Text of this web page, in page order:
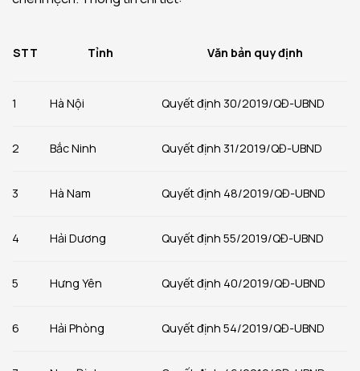
STT Tỉnh Văn bản quy định
1 Hà Nội Quyết định 30/2019/QĐ-UBND
2 Bắc Ninh Quyết định 31/2019/QĐ-UBND
3 Hà Nam Quyết định 48/2019/QĐ-UBND
4 Hải Dương Quyết định 55/2019/QĐ-UBND
5 Hưng Yên Quyết định 40/2019/QĐ-UBND
6 Hải Phòng Quyết định 54/2019/QĐ-UBND